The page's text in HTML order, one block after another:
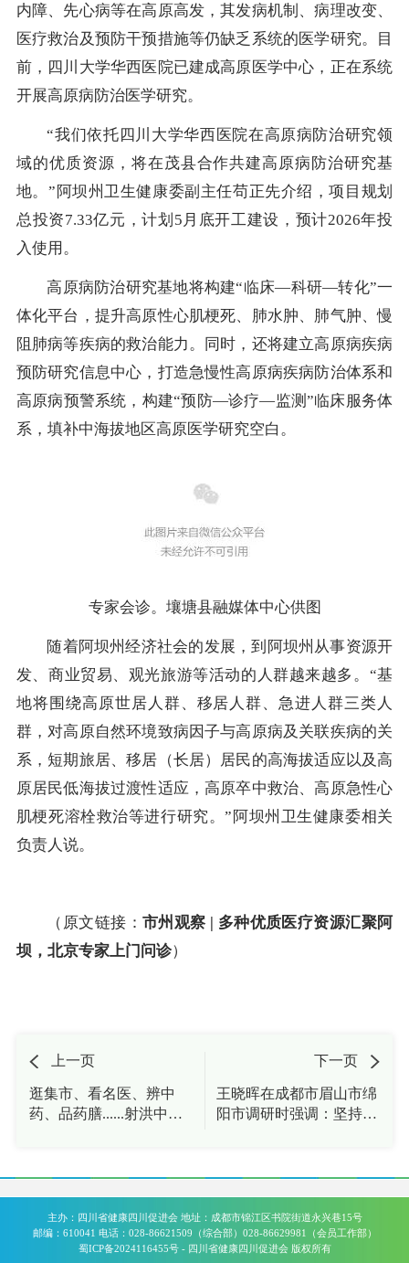
内障、先心病等在高原高发，其发病机制、病理改变、
医疗救治及预防干预措施等仍缺乏系统的医学研究。目
前，四川大学华西医院已建成高原医学中心，正在系统
开展高原病防治医学研究。
“我们依托四川大学华西医院在高原病防治研究领
域的优质资源，将在茂县合作共建高原病防治研究基
地。”阿坝州卫生健康委副主任苟正先介绍，项目规划
总投资7.33亿元，计划5月底开工建设，预计2026年投
入使用。
高原病防治研究基地将构建“临床—科研—转化”一
体化平台，提升高原性心肌梗死、肺水肿、肺气肿、慢
阻肺病等疾病的救治能力。同时，还将建立高原病疾病
预防研究信息中心，打造急慢性高原病疾病防治体系和
高原病预警系统，构建“预防—诊疗—监测”临床服务体
系，填补中海拔地区高原医学研究空白。
专家会诊。壤塘县融媒体中心供图
随着阿坝州经济社会的发展，到阿坝州从事资源开
发、商业贸易、观光旅游等活动的人群越来越多。“基
地将围绕高原世居人群、移居人群、急进人群三类人
群，对高原自然环境致病因子与高原病及关联疾病的关
系，短期旅居、移居（长居）居民的高海拔适应以及高
原居民低海拔过渡性适应，高原卒中救治、高原急性心
肌梗死溶栓救治等进行研究。”阿坝州卫生健康委相关
负责人说。
（原文链接：市州观察 | 多种优质医疗资源汇聚阿
坝，北京专家上门问诊）
上一页
逛集市、看名医、辨中
药、品药膳......射洪中医
下一页
王晓晖在成都市眉山市绵
阳市调研时强调：坚持科
链实现高质量发展
主办：四川省健康四川促进会 地址：成都市锦江区书院街道永兴巷15号
邮编：610041 电话：028-86621509（综合部）028-86629981（会员工作部）
蜀ICP备2024116455号- 四川省健康四川促进会 版权所有